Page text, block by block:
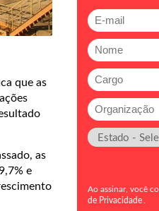
que as
as
e
Ao assinar, você
de Privacidade